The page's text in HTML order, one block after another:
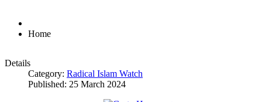
Home
Details
Category: Radical Islam Watch
Published: 25 March 2024